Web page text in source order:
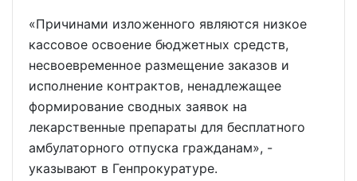
«Причинами изложенного являются низкое
кассовое освоение бюджетных средств,
несвоевременное размещение заказов и
исполнение контрактов, ненадлежащее
формирование сводных заявок на
лекарственные препараты для бесплатного
амбулаторного отпуска гражданам», -
указывают в Генпрокуратуре.